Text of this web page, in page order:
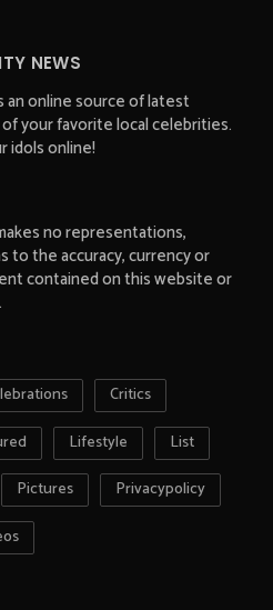
NEWS
an online source of latest
your favorite local celebrities.
idols online!
no representations,
to the accuracy, currency or
contained on this website or
Critics
Lifestyle
List
Pictures
Privacypolicy